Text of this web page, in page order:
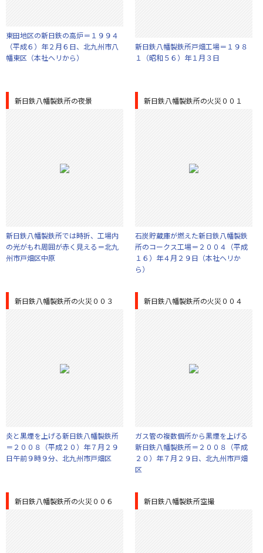
東田地区の新日鉄の高炉＝１９９４
（平成６）年２月６日、北九州市八
幡東区（本社ヘリから）
新日鉄八幡製鉄所戸畑工場＝１９８
１（昭和５６）年１月３日
新日鉄八幡製鉄所の夜景
新日鉄八幡製鉄所では時折、工場内
の光がもれ周囲が赤く見える＝北九
州市戸畑区中原
新日鉄八幡製鉄所の火災００１
石炭貯蔵庫が燃えた新日鉄八幡製鉄
所のコークス工場＝２００４（平成
１６）年４月２９日（本社ヘリか
ら）
新日鉄八幡製鉄所の火災００３
炎と黒煙を上げる新日鉄八幡製鉄所
＝２００８（平成２０）年７月２９
日午前９時９分、北九州市戸畑区
新日鉄八幡製鉄所の火災００４
ガス管の複数個所から黒煙を上げる
新日鉄八幡製鉄所＝２００８（平成
２０）年７月２９日、北九州市戸畑
区
新日鉄八幡製鉄所の火災００６ 新日鉄八幡製鉄所空撮